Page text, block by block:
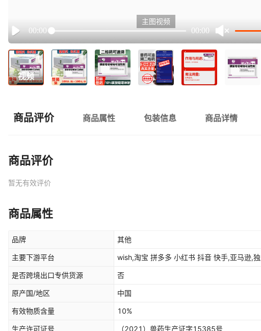
Play
00:00 00:00
主图视频
视频
商品评价 商品属性 包装信息 商品详情
商品评价
暂无有效评价
商品属性
品牌 其他
主要下游平台 wish,淘宝 拼多多 小红书 抖音 快手,亚马逊,
是否跨境出口专供货源 否
原产国/地区 中国
有效物质含量 10%
生产许可证号 （2021）兽药生产证字15385号